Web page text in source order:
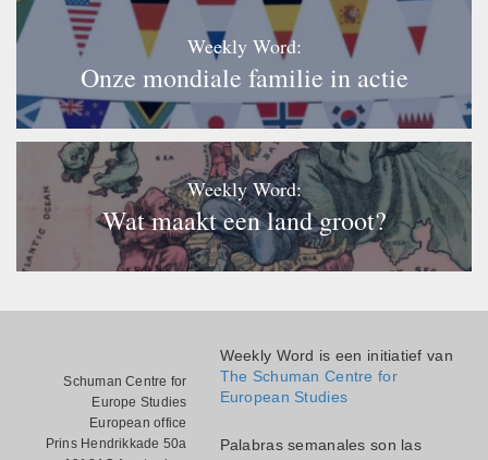
Weekly Word:
Onze mondiale familie in actie
Weekly Word:
Wat maakt een land groot?
Schuman Centre for
Europe Studies
European office
Prins Hendrikkade 50a
Weekly Word is een initiatief van
The Schuman Centre for
European Studies
Palabras semanales son las